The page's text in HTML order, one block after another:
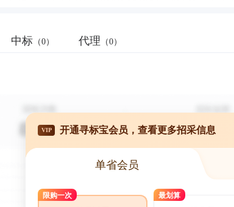
中标 （0） 代理 （0）
VIP 开通寻标宝会员，查看更多招采信息
单省会员
限购一次 最划算